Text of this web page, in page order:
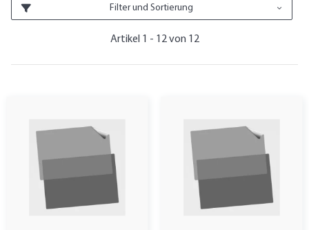
Filter und Sortierung
Artikel 1 - 12 von 12